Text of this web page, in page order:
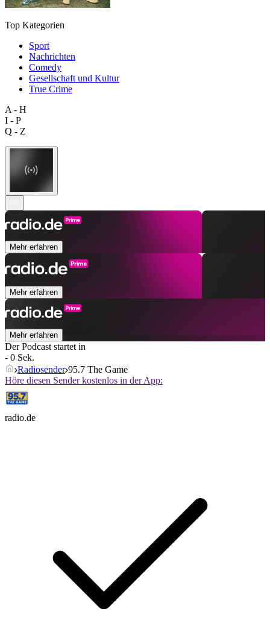
Top Kategorien
Sport
Nachrichten
Comedy
Gesellschaft und Kultur
True Crime
A - H
I - P
Q - Z
Mehr erfahren
Mehr erfahren
Mehr erfahren
Der Podcast startet in
- 0 Sek.
Radiosender 95.7 The Game
Höre diesen Sender kostenlos in der App:
radio.de